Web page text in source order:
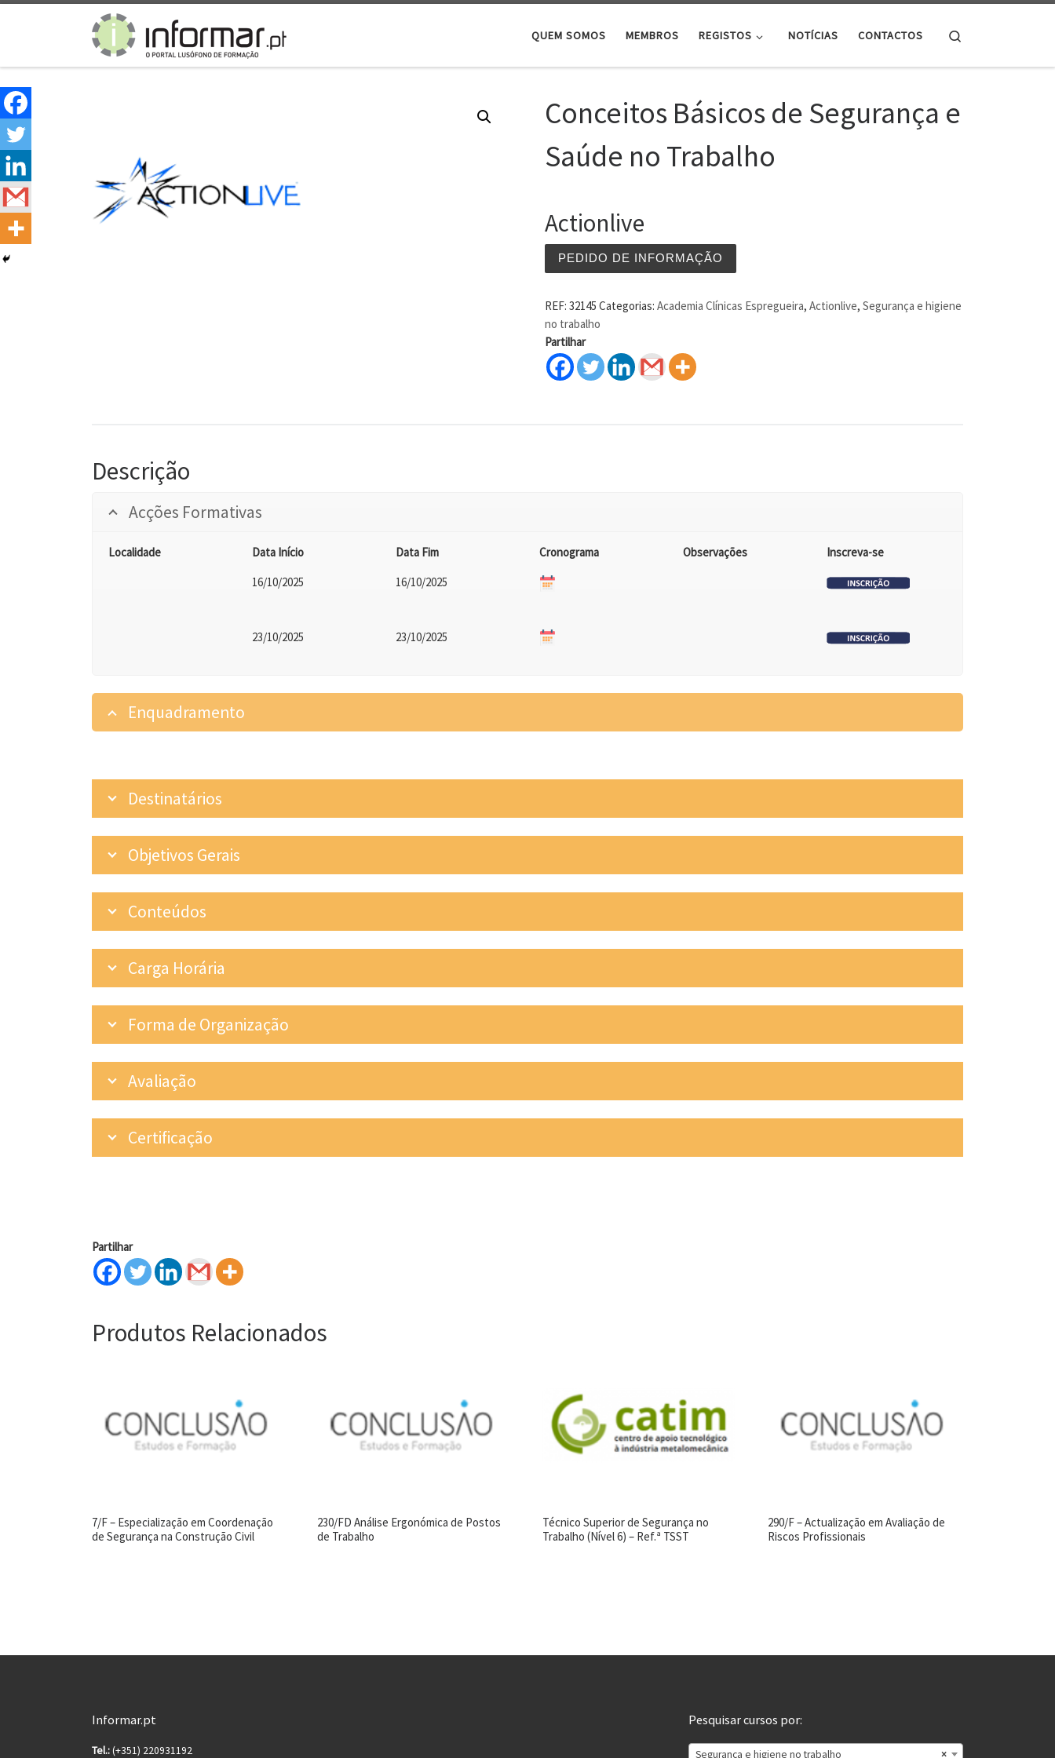
Skip to content
QUEM SOMOS MEMBROS REGISTOS NOTÍCIAS CONTACTOS
Conceitos Básicos de Segurança e
Saúde no Trabalho
Actionlive
PEDIDO DE INFORMAÇÃO
REF:32145 Categorias:Academia Clínicas Espregueira,Actionlive,Segurança e higiene
no trabalho
Partilhar
Descrição
Acções Formativas
Localidade
Data Início
16/10/2025
Data Fim
16/10/2025
Cronograma Observações Inscreva-se
23/10/2025 23/10/2025
Enquadramento
Destinatários
Objetivos Gerais
Conteúdos
Carga Horária
Forma de Organização
Avaliação
Certificação
Partilhar
Produtos Relacionados
7/F – Especialização em Coordenação
de Segurança na Construção Civil
230/FD Análise Ergonómica de Postos
de Trabalho
Técnico Superior de Segurança no
Trabalho (Nível 6) – Ref.ª TSST
290/F – Actualização em Avaliação de
Riscos Profissionais
Informar.pt
Tel.:(+351) 220931192
Pesquisar cursos por:
×
Segurança e higiene no trabalho